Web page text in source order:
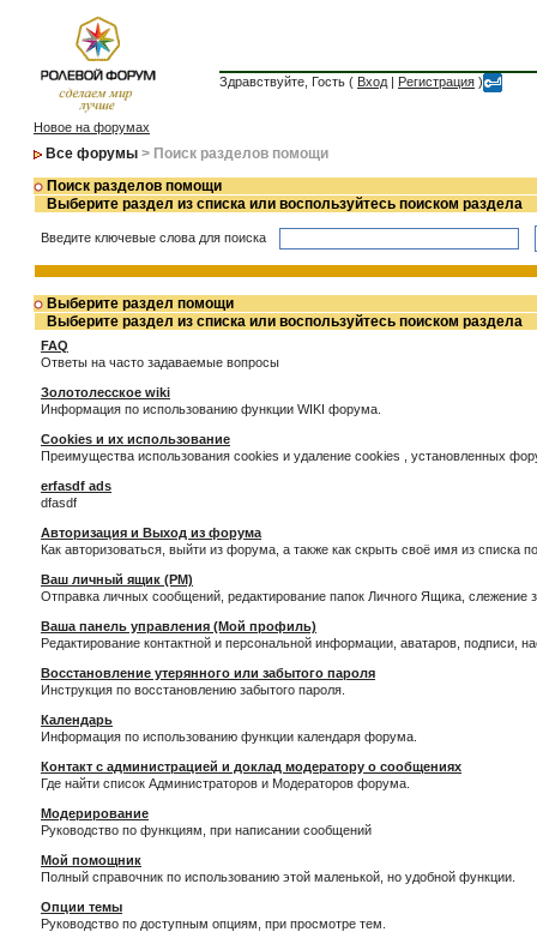
Здравствуйте, Гость ( Вход | Регистрация )
Новое на форумах
Все форумы > Поиск разделов помощи
Поиск разделов помощи
Выберите раздел из списка или воспользуйтесь поиском раздела
Введите ключевые слова для поиска
Выберите раздел помощи
Выберите раздел из списка или воспользуйтесь поиском раздела
FAQ
Ответы на часто задаваемые вопросы
Золотолесское wiki
Информация по использованию функции WIKI форума.
Cookies и их использование
Преимущества использования cookies и удаление cookies , установленных
erfasdf ads
dfasdf
Авторизация и Выход из форума
Как авторизоваться, выйти из форума, а также как скрыть своё имя из списка
Ваш личный ящик (PM)
Отправка личных сообщений, редактирование папок Личного Ящика,
Ваша панель управления (Мой профиль)
Редактирование контактной и персональной информации, аватаров,
Восстановление утерянного или забытого пароля
Инструкция по восстановлению забытого пароля.
Календарь
Информация по использованию функции календаря форума.
Контакт с администрацией и доклад модератору о сообщениях
Где найти список Администраторов и Модераторов форума.
Модерирование
Руководство по функциям, при написании сообщений
Мой помощник
Полный справочник по использованию этой маленькой, но удобной функции.
Опции темы
Руководство по доступным опциям, при просмотре тем.